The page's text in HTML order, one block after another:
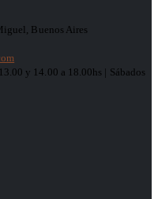
Buenos Aires
y 14.00 a 18.00hs | Sábados